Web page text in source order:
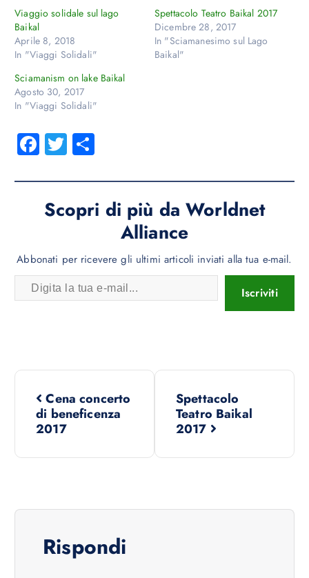
Viaggio solidale sul lago
Baikal
Aprile 8, 2018
In "Viaggi Solidali"
Spettacolo Teatro Baikal 2017
Dicembre 28, 2017
In "Sciamanesimo sul Lago
Baikal"
Sciamanism on lake Baikal
Agosto 30, 2017
In "Viaggi Solidali"
Fa
b
o
T
tt
er
n
di
di
Scopri di più da Worldnet
Alliance
Abbonati per ricevere gli ultimi articoli inviati alla tua e-mail.
Iscriviti
Cena concerto
di beneficenza
2017
Spettacolo
Teatro Baikal
2017
Rispondi